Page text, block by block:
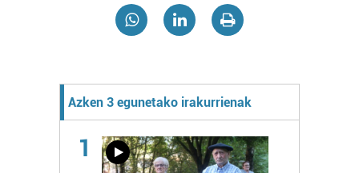
Azken 3 egunetako irakurrienak
1